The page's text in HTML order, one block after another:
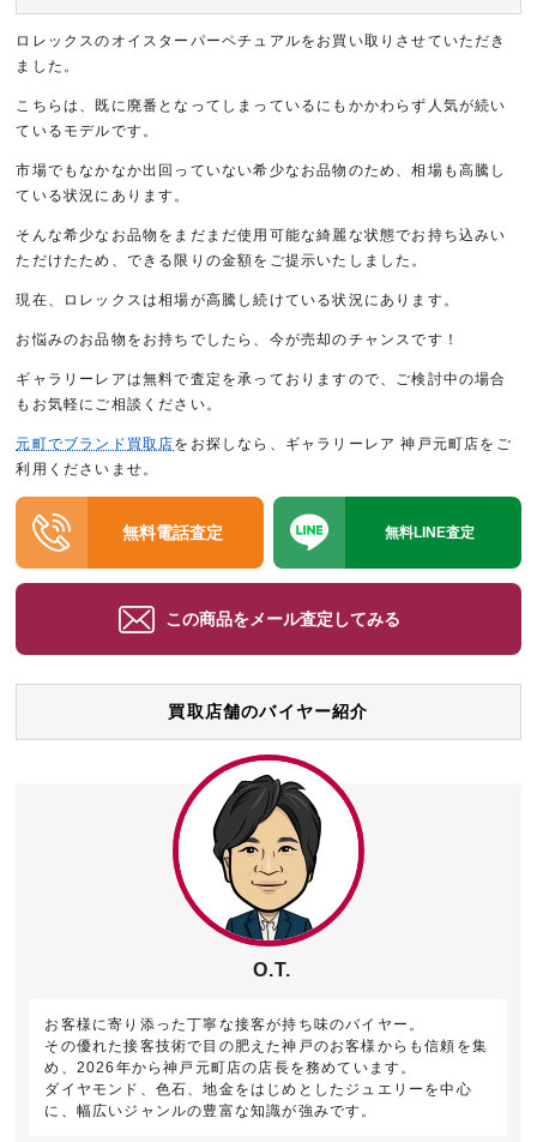
ロレックスのオイスターパーペチュアルをお買い取りさせていただき
ました。
こちらは、既に廃番となってしまっているにもかかわらず人気が続い
ているモデルです。
市場でもなかなか出回っていない希少なお品物のため、相場も高騰し
ている状況にあります。
そんな希少なお品物をまだまだ使用可能な綺麗な状態でお持ち込みい
ただけたため、できる限りの金額をご提示いたしました。
現在、ロレックスは相場が高騰し続けている状況にあります。
お悩みのお品物をお持ちでしたら、今が売却のチャンスです！
ギャラリーレアは無料で査定を承っておりますので、ご検討中の場合
もお気軽にご相談ください。
元町でブランド買取店をお探しなら、ギャラリーレア 神戸元町店をご
利用くださいませ。
無料電話査定 無料LINE査定
この商品をメール査定してみる
買取店舗のバイヤー紹介
O.T.
お客様に寄り添った丁寧な接客が持ち味のバイヤー。
その優れた接客技術で目の肥えた神戸のお客様からも信頼を集
め、2026年から神戸元町店の店長を務めています。
ダイヤモンド、色石、地金をはじめとしたジュエリーを中心
に、幅広いジャンルの豊富な知識が強みです。